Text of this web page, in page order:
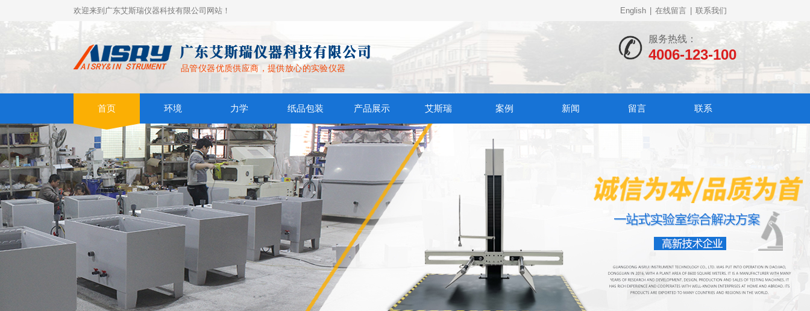
欢迎来到广东艾斯瑞仪器科技有限公司网站！ English 在线留言 联系我们
品管仪器优质供应商，提供放心的实验仪器
服务热线：
4006-123-100
首页 环境 力学 纸品包装 产品展示 艾斯瑞 案例 新闻 留言 联系